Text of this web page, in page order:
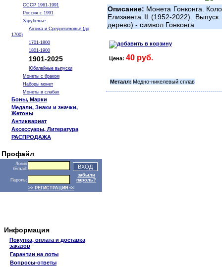
СССР 1961-1991
Россия с 1991
Зарубежье
Антика и Средневековье (до
1700)
1701-1800
1801-1900
1901-2025
Юбилейные выпуски
Монеты с браком
Наборы монет
Монеты в слабах
Боны, Марки
Медали, Знаки и значки,
Жетоны
Антиквариат
Аксессуары, Литература
РАСПРОДАЖА
Профайл
Логин
\Email:
Пароль:
забыли
пароль?
>> РЕГИСТРАЦИЯ <<
Информация
Покупка, оплата и доставка
заказов
Гарантии на лоты
Вопросы-ответы
Описание: Монета Гонконга.
Елизавета II (1952-2022). Выпуск
дерево) - символ Гонконга
Цена: 40 руб.
Металл: Медно-никелевый сплав